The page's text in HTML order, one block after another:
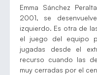
Emma Sánchez
2001, se
izquierdo. Es otra de
el juego del equipo
jugadas desde el
recurso cuando las
muy cerradas por el